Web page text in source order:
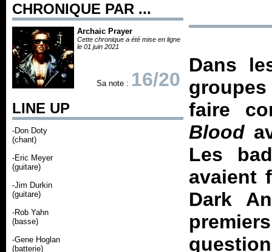
CHRONIQUE PAR ...
Archaic Prayer
Cette chronique a été mise en ligne
le 01 juin 2021
Sa note : 16/20
LINE UP
-Don Doty
(chant)
-Eric Meyer
(guitare)
-Jim Durkin
(guitare)
-Rob Yahn
(basse)
-Gene Hoglan
(batterie)
Dans
faire
Blood
Les
avaient
Dark